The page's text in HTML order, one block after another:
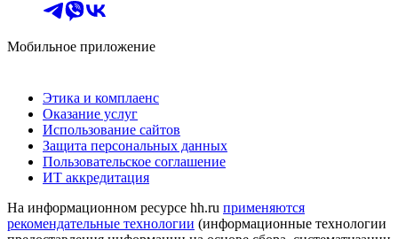
Мобильное приложение
Этика и комплаенс
Оказание услуг
Использование сайтов
Защита персональных данных
Пользовательское соглашение
ИТ аккредитация
На информационном ресурсе hh.ru применяются
рекомендательные технологии (информационные технологии